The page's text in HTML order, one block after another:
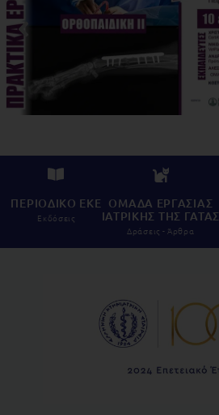
ΠΕΡΙΟΔΙΚΟ ΕΚΕ
Εκδόσεις
ΟΜΑΔΑ ΕΡΓΑΣΙΑΣ
ΙΑΤΡΙΚΗΣ ΤΗΣ ΓΑΤΑΣ
Δράσεις - Άρθρα